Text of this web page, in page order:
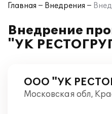
Главная Внедрения
Внедрение
"УК
ООО "УК
Московская обл,